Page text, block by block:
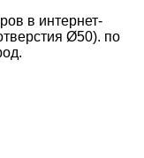
в интернет-
Ø50). по